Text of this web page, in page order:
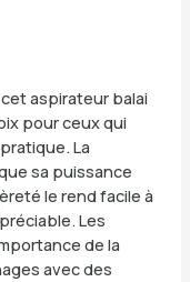
aspirateur balai
pour ceux qui
La
sa puissance
le rend facile à
Les
de la
avec des